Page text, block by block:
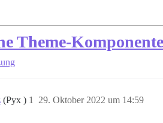
Theme-
(Pyx ) 29. Oktober 2022 um 14:59
1